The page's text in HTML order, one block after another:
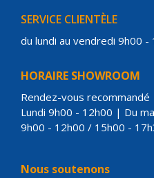
SERVICE CLIENTÈLE
du lundi au vendredi 9h00
HORAIRE SHOWROOM
Rendez-vous recommandé
Lundi 9h00 - 12h00 | Du
9h00 - 12h00 / 15h00 -
Nous soutenons